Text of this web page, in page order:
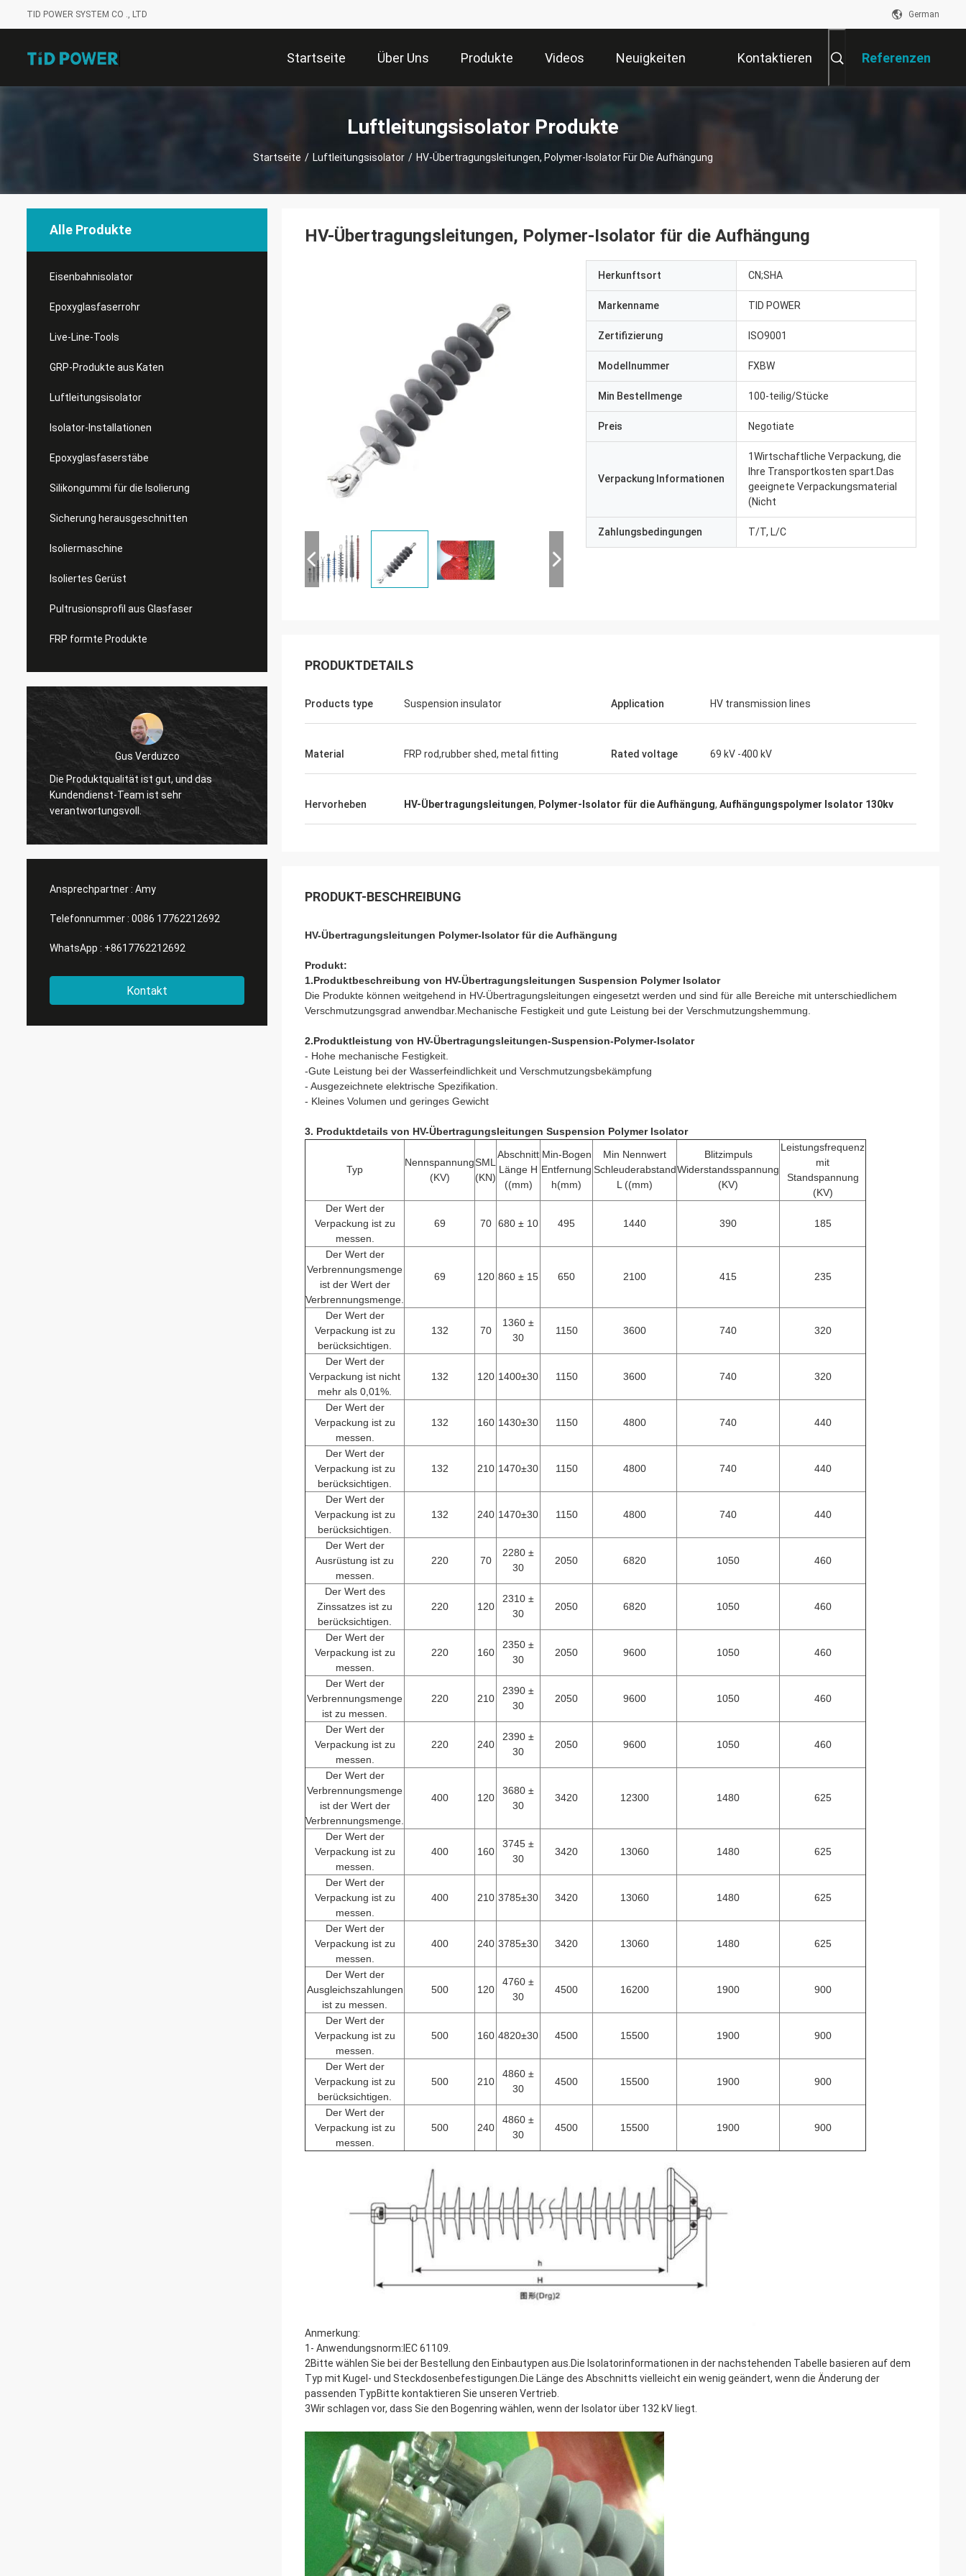
TID POWER SYSTEM CO ., LTD German
Startseite Über Uns Produkte Videos Neuigkeiten Kontaktieren Referenzen
Luftleitungsisolator Produkte
Startseite / Luftleitungsisolator / HV-Übertragungsleitungen, Polymer-Isolator Für Die Aufhängung
Alle Produkte
Eisenbahnisolator
Epoxyglasfaserrohr
Live-Line-Tools
GRP-Produkte aus Katen
Luftleitungsisolator
Isolator-Installationen
Epoxyglasfaserstäbe
Silikongummi für die Isolierung
Sicherung herausgeschnitten
Isoliermaschine
Isoliertes Gerüst
Pultrusionsprofil aus Glasfaser
FRP formte Produkte
Gus Verduzco
Die Produktqualität ist gut, und das
Kundendienst-Team ist sehr
verantwortungsvoll.
Verhältnis
Edson Polli Junior
Verhältnis
professionell.
Ansprechpartner : Amy
Telefonnummer : 0086 17762212692
WhatsApp : +8617762212692
Kontakt
HV-Übertragungsleitungen, Polymer-Isolator für die Aufhängung
Herkunftsort CN;SHA
Markenname TID POWER
Zertifizierung ISO9001
Modellnummer FXBW
Min Bestellmenge 100-teilig/Stücke
Preis Negotiate
Verpackung Informationen
1Wirtschaftliche Verpackung, die
Ihre Transportkosten spart.Das
geeignete Verpackungsmaterial
(Nicht
Zahlungsbedingungen T/T, L/C
PRODUKTDETAILS
Products type Suspension insulator Application HV transmission lines
Material FRP rod,rubber shed, metal fitting Rated voltage 69 kV -400 kV
Hervorheben HV-Übertragungsleitungen, Polymer-Isolator für die Aufhängung, Aufhängungspolymer Isolator 130kv
PRODUKT-BESCHREIBUNG
HV-Übertragungsleitungen Polymer-Isolator für die Aufhängung
Produkt:
1.Produktbeschreibung von HV-Übertragungsleitungen Suspension Polymer Isolator
Die Produkte können weitgehend in HV-Übertragungsleitungen eingesetzt werden und sind für alle Bereiche mit unterschiedlichem
Verschmutzungsgrad anwendbar.Mechanische Festigkeit und gute Leistung bei der Verschmutzungshemmung.
2.Produktleistung von HV-Übertragungsleitungen-Suspension-Polymer-Isolator
- Hohe mechanische Festigkeit.
-Gute Leistung bei der Wasserfeindlichkeit und Verschmutzungsbekämpfung
- Ausgezeichnete elektrische Spezifikation.
- Kleines Volumen und geringes Gewicht
3. Produktdetails von HV-Übertragungsleitungen Suspension Polymer Isolator
Typ
Nennspannung
(KV)
SML
(KN)
Abschnitt
Länge H
((mm)
Min-Bogen
Entfernung
h(mm)
Min Nennwert
Schleuderabstand
L ((mm)
Blitzimpuls
Widerstandsspannung
(KV)
Leistungsfrequenz
mit
Standspannung
(KV)
Der Wert der
Verpackung ist zu
messen.
69 70 680 ± 10 495 1440 390 185
Der Wert der
Verbrennungsmenge
ist der Wert der
Verbrennungsmenge.
69 120 860 ± 15 650 2100 415 235
Der Wert der
Verpackung ist zu
berücksichtigen.
132 70
1360 ±
30
1150 3600 740 320
Der Wert der
Verpackung ist nicht
mehr als 0,01%.
132 120 1400±30 1150 3600 740 320
Der Wert der
Verpackung ist zu
messen.
132 160 1430±30 1150 4800 740 440
Der Wert der
Verpackung ist zu
berücksichtigen.
132 210 1470±30 1150 4800 740 440
Der Wert der
Verpackung ist zu
berücksichtigen.
132 240 1470±30 1150 4800 740 440
Der Wert der
Ausrüstung ist zu
messen.
220 70
2280 ±
30
2050 6820 1050 460
Der Wert des
Zinssatzes ist zu
berücksichtigen.
220 120
2310 ±
30
2050 6820 1050 460
Der Wert der
Verpackung ist zu
messen.
220 160
2350 ±
30
2050 9600 1050 460
Der Wert der
Verbrennungsmenge
ist zu messen.
220 210
2390 ±
30
2050 9600 1050 460
Der Wert der
Verpackung ist zu
messen.
220 240
2390 ±
30
2050 9600 1050 460
Der Wert der
Verbrennungsmenge
ist der Wert der
Verbrennungsmenge.
400 120
3680 ±
30
3420 12300 1480 625
Der Wert der
Verpackung ist zu
messen.
400 160
3745 ±
30
3420 13060 1480 625
Der Wert der
Verpackung ist zu
messen.
400 210 3785±30 3420 13060 1480 625
Der Wert der
Verpackung ist zu
messen.
400 240 3785±30 3420 13060 1480 625
Der Wert der
Ausgleichszahlungen
ist zu messen.
500 120
4760 ±
30
4500 16200 1900 900
Der Wert der
Verpackung ist zu
messen.
500 160 4820±30 4500 15500 1900 900
Der Wert der
Verpackung ist zu
berücksichtigen.
500 210
4860 ±
30
4500 15500 1900 900
Der Wert der
Verpackung ist zu
messen.
500 240
4860 ±
30
4500 15500 1900 900
Anmerkung:
1- Anwendungsnorm:IEC 61109.
2Bitte wählen Sie bei der Bestellung den Einbautypen aus.Die Isolatorinformationen in der nachstehenden Tabelle basieren auf dem
Typ mit Kugel- und Steckdosenbefestigungen.Die Länge des Abschnitts vielleicht ein wenig geändert, wenn die Änderung der
passenden TypBitte kontaktieren Sie unseren Vertrieb.
3Wir schlagen vor, dass Sie den Bogenring wählen, wenn der Isolator über 132 kV liegt.